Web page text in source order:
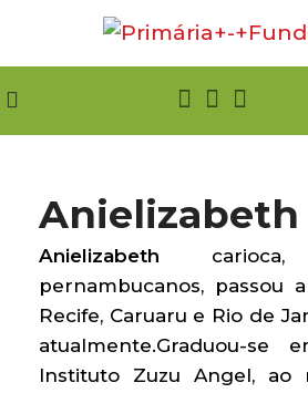
Anielizabeth
Anielizabeth
pernambucanos, passou
Recife, Caruaru e Rio de
atualmente.Graduou-se
Instituto Zuzu Angel, ao